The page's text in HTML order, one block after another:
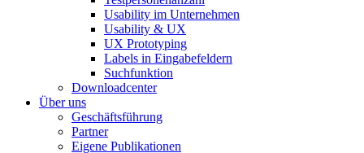
Usability im Unternehmen
Usability & UX
UX Prototyping
Labels in Eingabefeldern
Suchfunktion
Downloadcenter
Über uns
Geschäftsführung
Partner
Eigene Publikationen